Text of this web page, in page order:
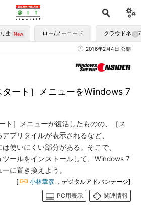
生かす ロー/ノーコード クラウドネイ
2016年2月4日 公開
ート］メニューをWindows 7
ト］メニューが復活したものの、［ス
プリタイルが表示されるなど、
使いにくい部分がある。そこで、
ツールをインストールして、Windows 7
に置き換えよう。
[ 小林章彦 ，デジタルアドバンテージ]
PC用表示
関連情報